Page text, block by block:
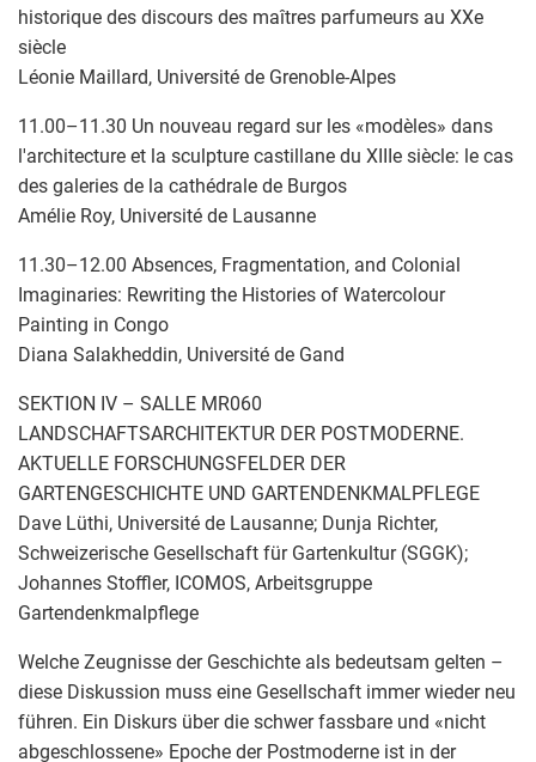
historique des discours des maîtres parfumeurs au XXe
siècle
Léonie Maillard, Université de Grenoble-Alpes
11.00–11.30 Un nouveau regard sur les «modèles» dans
l'architecture et la sculpture castillane du XIIIe siècle: le cas
des galeries de la cathédrale de Burgos
Amélie Roy, Université de Lausanne
11.30–12.00 Absences, Fragmentation, and Colonial
Imaginaries: Rewriting the Histories of Watercolour
Painting in Congo
Diana Salakheddin, Université de Gand
SEKTION IV – SALLE MR060
LANDSCHAFTSARCHITEKTUR DER POSTMODERNE.
AKTUELLE FORSCHUNGSFELDER DER
GARTENGESCHICHTE UND GARTENDENKMALPFLEGE
Dave Lüthi, Université de Lausanne; Dunja Richter,
Schweizerische Gesellschaft für Gartenkultur (SGGK);
Johannes Stoffler, ICOMOS, Arbeitsgruppe
Gartendenkmalpflege
Welche Zeugnisse der Geschichte als bedeutsam gelten –
diese Diskussion muss eine Gesellschaft immer wieder neu
führen. Ein Diskurs über die schwer fassbare und «nicht
abgeschlossene» Epoche der Postmoderne ist in der